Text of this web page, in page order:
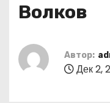
Волков
Автор:
Дек 2,